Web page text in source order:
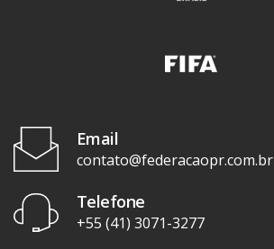
Email
contato@federacaopr.com.br
Telefone
+55 (41) 3071-3277